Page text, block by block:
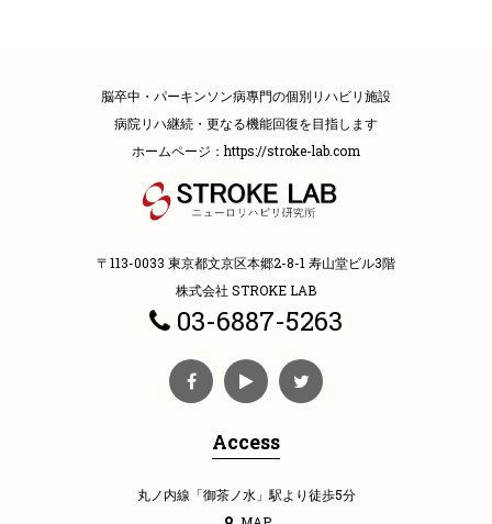
脳卒中・パーキンソン病專門の個別リハビリ施設
病院リハ継続・更なる機能回復を目指します
ホームページ：https://stroke-lab.com
〒113-0033 東京都文京区本郷2-8-1 寿山堂ビル3階
株式会社 STROKE LAB
03-6887-5263
Access
丸ノ内線「御茶ノ水」駅より徒歩5分